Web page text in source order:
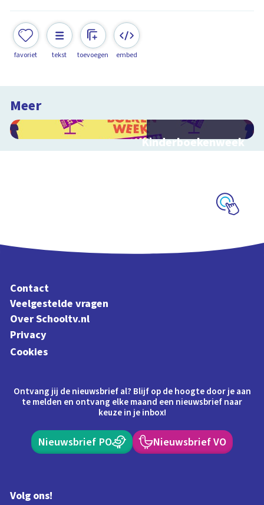
favoriet tekst toevoegen embed
Meer
Kinderboekenweek
2026
Contact
Veelgestelde vragen
Over Schooltv.nl
Privacy
Cookies
Ontvang jij de nieuwsbrief al? Blijf op de hoogte door je aan
te melden en ontvang elke maand een nieuwsbrief naar
keuze in je inbox!
Nieuwsbrief PO Nieuwsbrief VO
Volg ons!